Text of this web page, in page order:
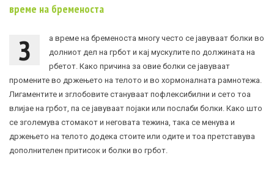
време на бременоста
З
а време на бременоста многу често се јавуваат болки во
долниот дел на грбот и кај мускулите по должината на
рбетот. Како причина за овие болки се јавуваат
промените во држењето на телото и во хормоналната рамнотежа.
Лигаментите и зглобовите стануваат пофлексибилни и сето тоа
влијае на грбот, па се јавуваат појаки или послаби болки. Како што
се зголемува стомакот и неговата тежина, така се менува и
држењето на телото додека стоите или одите и тоа претставува
дополнителен притисок и болки во грбот.